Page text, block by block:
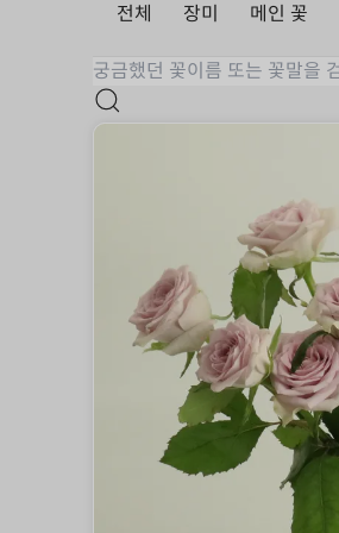
전체 장미 메인 꽃